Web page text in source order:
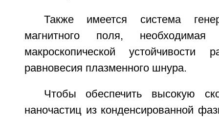
Также имеется система
магнитного поля, необходимая
макроскопической устойчивости
равновесия плазменного шнура.
Чтобы обеспечить высокую
наночастиц из конденсированной